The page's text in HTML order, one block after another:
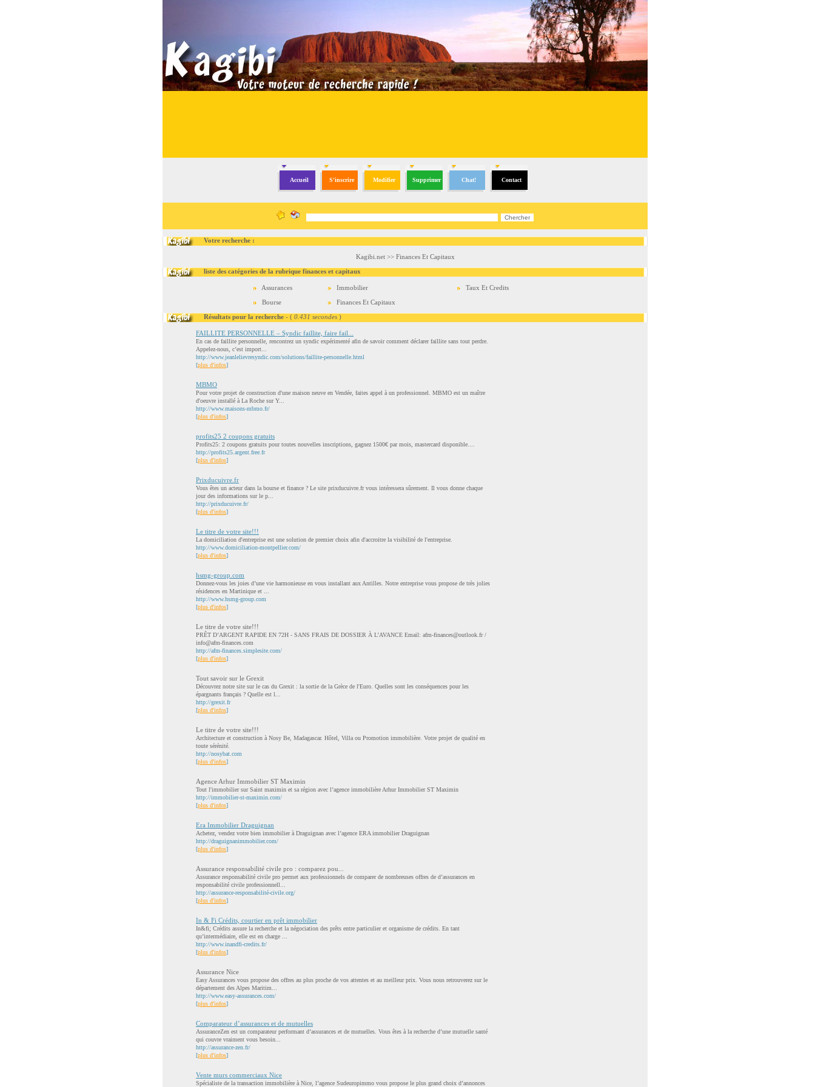
Accueil S'inscrire Modifier Supprimer Chat! Contact
Votre recherche :
Kagibi.net>> Finances Et Capitaux
liste des catégories de la rubrique finances et capitaux
Assurances Immobilier
Taux Et Credits
Bourse
Finances Et Capitaux
Résultats pour la recherche - ( 0.431 secondes )
FAILLITE PERSONNELLE – Syndic faillite, faire fail...
En cas de faillite personnelle, rencontrez un syndic expérimenté afin de savoir comment déclarer faillite sans tout perdre.
Appelez-nous, c’est import...
http://www.jeanlelievresyndic.com/solutions/faillite-personnelle.html
[plus d'infos]
MBMO
Pour votre projet de construction d'une maison neuve en Vendée, faites appel à un professionnel. MBMO est un maître
d'oeuvre installé à La Roche sur Y...
http://www.maisons-mbmo.fr/
[plus d'infos]
profits25 2 coupons gratuits
Profits25: 2 coupons gratuits pour toutes nouvelles inscriptions, gagnez 1500€ par mois, mastercard disponible....
http://profits25.argent.free.fr
[plus d'infos]
Prixducuivre.fr
Vous êtes un acteur dans la bourse et finance ? Le site prixducuivre.fr vous intéressera sûrement. Il vous donne chaque
jour des informations sur le p...
http://prixducuivre.fr/
[plus d'infos]
Le titre de votre site!!!
La domiciliation d'entreprise est une solution de premier choix afin d'accroitre la visibilité de l'entreprise.
http://www.domiciliation-montpellier.com/
[plus d'infos]
hsmg-group.com
Donnez-vous les joies d’une vie harmonieuse en vous installant aux Antilles. Notre entreprise vous propose de très jolies
résidences en Martinique et ...
http://www.hsmg-group.com
[plus d'infos]
Le titre de votre site!!!
PRÊT D’ARGENT RAPIDE EN 72H - SANS FRAIS DE DOSSIER À L’AVANCE Email: afm-finances@outlook.fr/
info@afm-finances.com
http://afm-finances.simplesite.com/
[plus d'infos]
Tout savoir sur le Grexit
Découvrez notre site sur le cas du Grexit : la sortie de la Grèce de l'Euro. Quelles sont les conséquences pour les
épargnants français ? Quelle est l...
http://grexit.fr
[plus d'infos]
Le titre de votre site!!!
Architecture et construction à Nosy Be, Madagascar. Hôtel, Villa ou Promotion immobilière. Votre projet de qualité en
toute sérénité.
http://nosybat.com
[plus d'infos]
Agence Arhur Immobilier ST Maximin
Tout l'immobilier sur Saint maximin et sa région avec l’agence immobilière Arhur Immobilier ST Maximin
http://immobilier-st-maximin.com/
[plus d'infos]
Era Immobilier Draguignan
Achetez, vendez votre bien immobilier à Draguignan avec l’agence ERA immobilier Draguignan
http://draguignanimmobilier.com/
[plus d'infos]
Assurance responsabilité civile pro : comparez pou...
Assurance responsabilité civile pro permet aux professionnels de comparer de nombreuses offres de d’assurances en
responsabilité civile professionnell...
http://assurance-responsabilité-civile.org/
[plus d'infos]
In & Fi Crédits, courtier en prêt immobilier
In&fi; Crédits assure la recherche et la négociation des prêts entre particulier et organisme de crédits. En tant
qu’intermédiaire, elle est en charge ...
http://www.inandfi-credits.fr/
[plus d'infos]
Assurance Nice
Easy Assurances vous propose des offres au plus proche de vos attentes et au meilleur prix. Vous nous retrouverez sur le
département des Alpes Maritim...
http://www.easy-assurances.com/
[plus d'infos]
Comparateur d’assurances et de mutuelles
AssuranceZen est un comparateur performant d’assurances et de mutuelles. Vous êtes à la recherche d’une mutuelle santé
qui couvre vraiment vous besoin...
http://assurance-zen.fr/
[plus d'infos]
Vente murs commerciaux Nice
Spécialiste de la transaction immobilière à Nice, l’agence Sudeuropimmo vous propose le plus grand choix d’annonces